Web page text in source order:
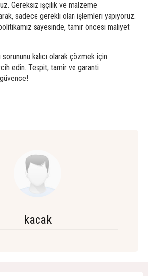
Gereksiz işçilik ve malzeme
sadece gerekli olan işlemleri yapıyoruz.
sayesinde, tamir öncesi maliyet
sorununu kalıcı olarak çözmek için
edin. Tespit, tamir ve garanti
kacak